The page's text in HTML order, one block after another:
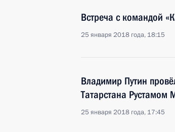
Встреча с командой
25 января 2018 года, 18:15
Владимир Путин
Татарстана Рустамом
25 января 2018 года, 17:45